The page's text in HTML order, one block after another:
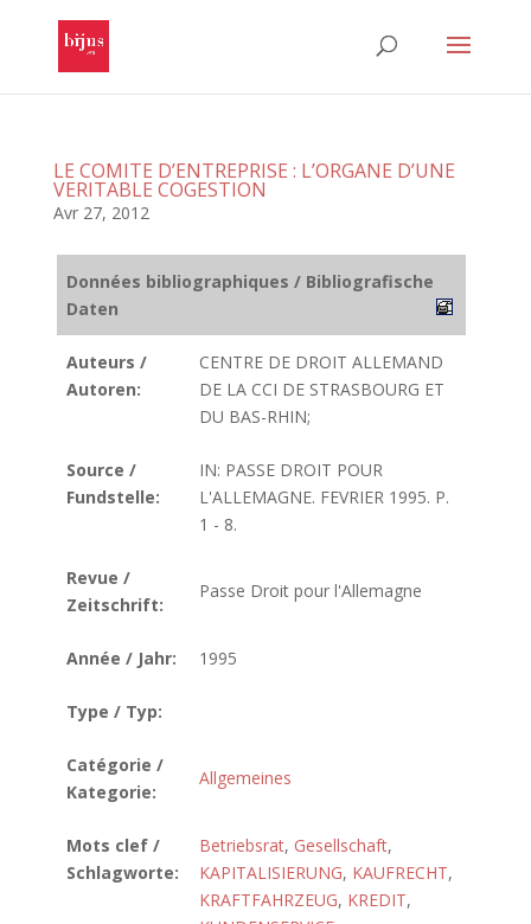
LE COMITE D’ENTREPRISE : L’ORGANE D’UNE
VERITABLE COGESTION
Avr 27, 2012
Données bibliographiques / Bibliografische
Daten
Auteurs /
Autoren:
CENTRE DE DROIT ALLEMAND
DE LA CCI DE STRASBOURG ET
DU BAS-RHIN;
Source /
Fundstelle:
IN: PASSE DROIT POUR
L'ALLEMAGNE. FEVRIER 1995. P.
1 - 8.
Revue /
Zeitschrift:
Passe Droit pour l'Allemagne
Année / Jahr: 1995
Type / Typ:
Catégorie /
Kategorie:
Allgemeines
Mots clef /
Schlagworte:
Betriebsrat, Gesellschaft,
KAPITALISIERUNG, KAUFRECHT,
KRAFTFAHRZEUG, KREDIT,